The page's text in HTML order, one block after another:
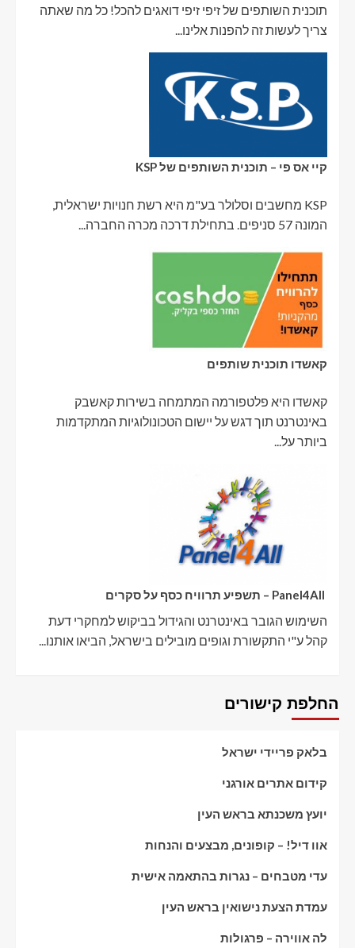
תוכנית השותפים של זיפי זיפי דואגים להכל! כל מה שאתה
צריך לעשות זה להפנות אלינו...
קיי אס פי – תוכנית השותפים של KSP
KSP מחשבים וסלולר בע"מ היא רשת חנויות ישראלית,
המונה 57 סניפים. בתחילת דרכה מכרה החברה...
קאשדו תוכנית שותפים
קאשדו היא פלטפורמה המתמחה בשירות קאשבק
באינטרנט תוך דגש על יישום הטכונולוגיות המתקדמות
ביותר על...
השימוש הגובר באינטרנט והגידול בביקוש למחקרי דעת
קהל ע"י התקשורת וגופים מובילים בישראל, הביאו אותנו...
החלפת קישורים
בלאק פריידי ישראל
קידום אתרים אורגני
יועץ משכנתא בראש העין
אוו דיל! – קופונים, מבצעים והנחות
עדי מטבחים – נגרות בהתאמה אישית
עמדת הצעת נישואין בראש העין
לה אווירה – פרגולות